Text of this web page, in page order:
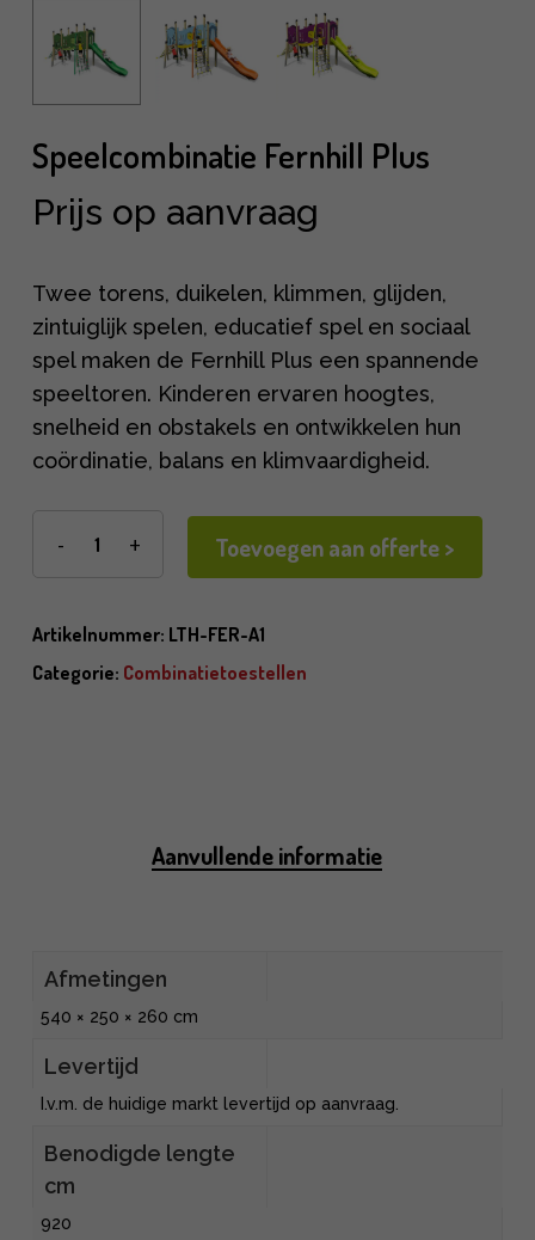
Speelcombinatie Fernhill Plus
Prijs op aanvraag
Twee torens, duikelen, klimmen, glijden,
zintuiglijk spelen, educatief spel en sociaal
spel maken de Fernhill Plus een spannende
speeltoren. Kinderen ervaren hoogtes,
snelheid en obstakels en ontwikkelen hun
coördinatie, balans en klimvaardigheid.
Toevoegen aan offerte >
Artikelnummer: LTH-FER-A1
Categorie: Combinatietoestellen
Aanvullende informatie
Afmetingen
540 × 250 × 260 cm
Levertijd
I.v.m. de huidige markt levertijd op aanvraag.
Benodigde lengte
cm
920